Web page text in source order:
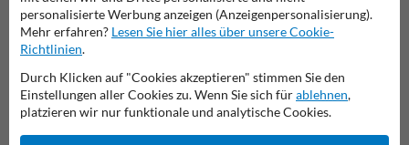
Panoramaspiegel
Sicherheitsspiegel
personalisierte Werbung anzeigen (Anzeigenpersonalisierung).
Mehr erfahren? Lesen Sie hier alles über unsere Cookie-
Richtlinien.
Durch Klicken auf "Cookies akzeptieren" stimmen Sie den
Einstellungen aller Cookies zu. Wenn Sie sich fürablehnen,
platzieren wir nur funktionale und analytische Cookies.